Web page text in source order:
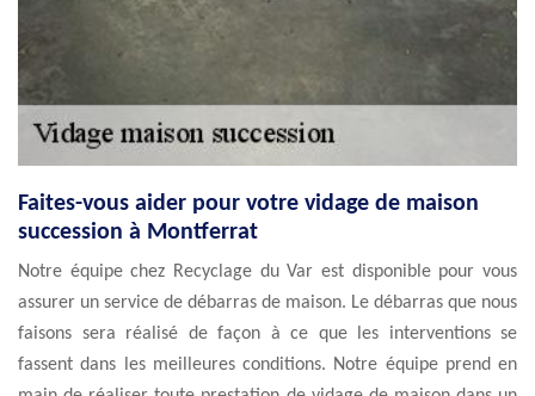
Faites-vous aider pour votre vidage de maison
succession à Montferrat
Notre équipe chez Recyclage du Var est disponible pour vous
assurer un service de débarras de maison. Le débarras que nous
faisons sera réalisé de façon à ce que les interventions se
fassent dans les meilleures conditions. Notre équipe prend en